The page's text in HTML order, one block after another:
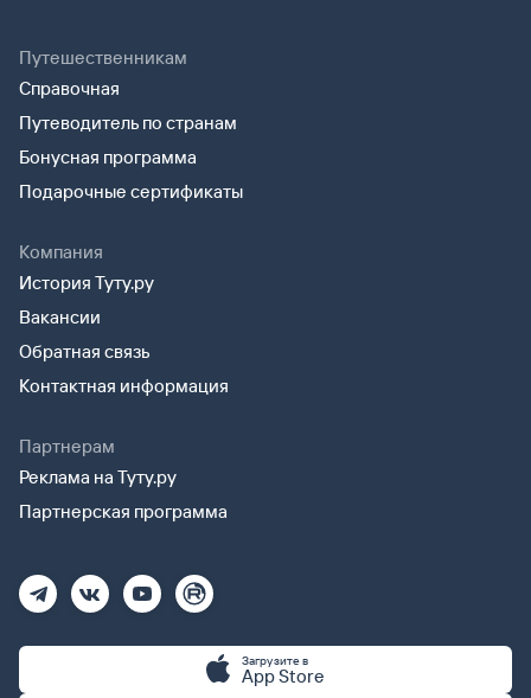
Путешественникам
Справочная
Путеводитель по странам
Бонусная программа
Подарочные сертификаты
Компания
История Туту.ру
Вакансии
Обратная связь
Контактная информация
Партнерам
Реклама на Туту.ру
Партнерская программа
Загрузите в
App Store